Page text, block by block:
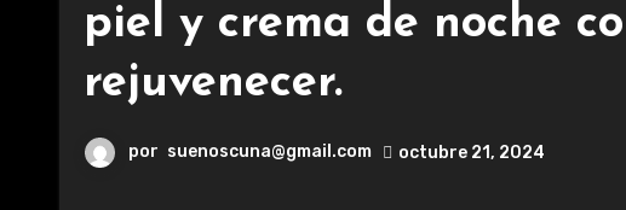
piel y crema de noche
rejuvenecer.
por suenoscuna@gmail.com octubre 21, 2024